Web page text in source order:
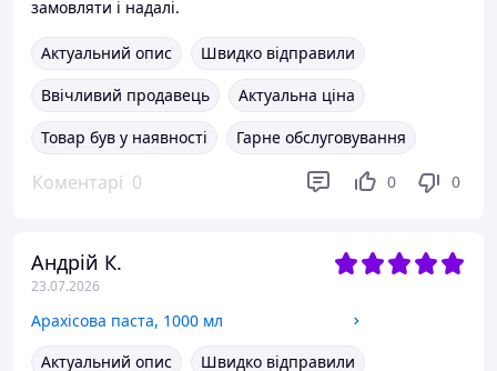
замовляти і надалі.
Актуальний опис
Швидко відправили
Ввічливий продавець
Актуальна ціна
Товар був у наявності
Гарне обслуговування
Коментарі 0 0 0
Андрій К.
23.07.2026
Арахісова паста, 1000 мл
Актуальний опис
Швидко відправили